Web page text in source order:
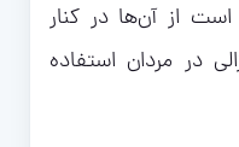
از آن‌ها در کنار
در مردان استفاده